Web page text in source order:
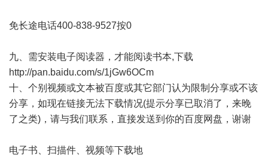
免长途电话400-838-9527按0
九、需安装电子阅读器，才能阅读书本,下载
http://pan.baidu.com/s/1jGw6OCm
十、个别视频或文本被百度或其它部门认为限制分享或不该
分享，如现在链接无法下载情况(提示分享已取消了，来晚
了之类)，请与我们联系，直接发送到你的百度网盘，谢谢
电子书、扫描件、视频等下载地